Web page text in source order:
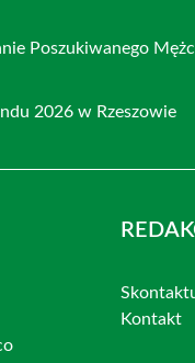
Poszukiwanego
2026 w Rzeszowie
Kontakt